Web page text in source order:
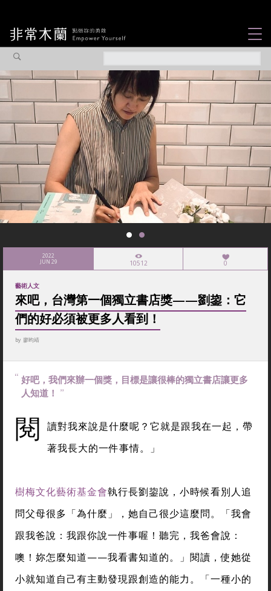
觀點專欄
焦點企劃
社會企業
認識我們
2022
JUN 29 10512 0
藝術人文
來吧，台灣第一個獨立書店獎——劉鋆：它
們的好必須被更多人看到！
by 廖昀靖
好吧，我們來辦一個獎，目標是讓很棒的獨立書店讓更多
人知道！
閱 讀對我來說是什麼呢？它就是跟我在一起，帶
著我長大的一件事情。」
樹梅文化藝術基金會執行長劉鋆說，小時候看別人追
問父母很多「為什麼」，她自己很少這麼問。「我會
跟我爸說：我跟你說一件事喔！聽完，我爸會說：
噢！妳怎麼知道——我看書知道的。」閱讀，使她從
小就知道自己有主動發現跟創造的能力。「一種小的